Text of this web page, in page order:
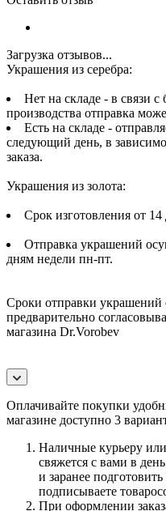
Загрузка отзывов...
Украшения из серебра:
Нет на складе - в связи
производства отправка
Есть на складе -
следующий день, в
заказа.
Украшения из золота:
Срок изготовления от 14
Отправка украшений
дням недели пн-пт.
Сроки отправки украшений
предварительно
магазина Dr.Vorobev
Оплачивайте покупки
магазине доступно 3
Наличные курьеру
свяжется с вами в
и заранее
подписываете
При оформлении